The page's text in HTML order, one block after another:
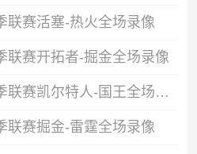
联赛活塞-热火全场录像
联赛开拓者-掘金全场录像
07月16日NBA夏季联赛凯尔特人-国王全场录像
联赛掘金-雷霆全场录像